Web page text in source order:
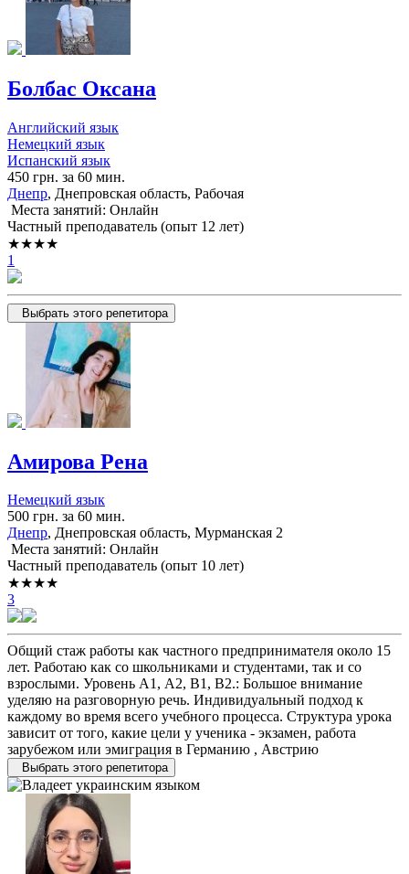
Болбас Оксана
Английский язык
Немецкий язык
Испанский язык
450 грн. за 60 мин.
Днепр, Днепровская область, Рабочая
Места занятий: Онлайн
Частный преподаватель (опыт 12 лет)
★★★★
1
Выбрать этого репетитора
Амирова Рена
Немецкий язык
500 грн. за 60 мин.
Днепр, Днепровская область, Мурманская 2
Места занятий: Онлайн
Частный преподаватель (опыт 10 лет)
★★★★
3
Общий стаж работы как частного предпринимателя около 15
лет. Работаю как со школьниками и студентами, так и со
взрослыми. Уровень А1, А2, В1, В2.: Большое внимание
уделяю на разговорную речь. Индивидуальный подход к
каждому во время всего учебного процесса. Структура урока
зависит от того, какие цели у ученика - экзамен, работа
зарубежом или эмиграция в Германию , Австрию
Выбрать этого репетитора